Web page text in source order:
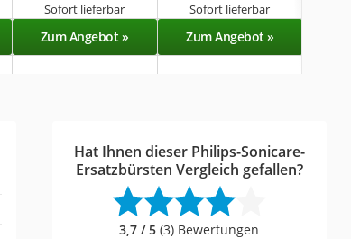
Sofort lieferbar Sofort lieferbar
Zum Angebot » Zum Angebot »
Hat Ihnen dieser Philips-Sonicare-
Ersatzbürsten Vergleich gefallen?
3,7 / 5 (3) Bewertungen